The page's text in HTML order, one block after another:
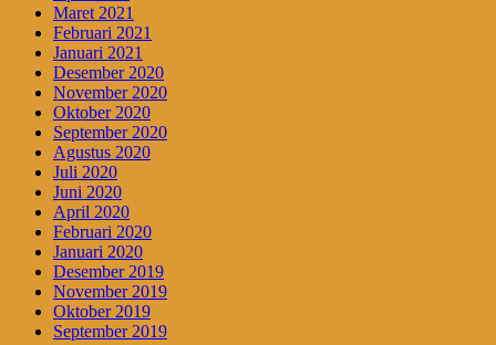
Maret 2021
Februari 2021
Januari 2021
Desember 2020
November 2020
Oktober 2020
September 2020
Agustus 2020
Juli 2020
Juni 2020
April 2020
Februari 2020
Januari 2020
Desember 2019
November 2019
Oktober 2019
September 2019